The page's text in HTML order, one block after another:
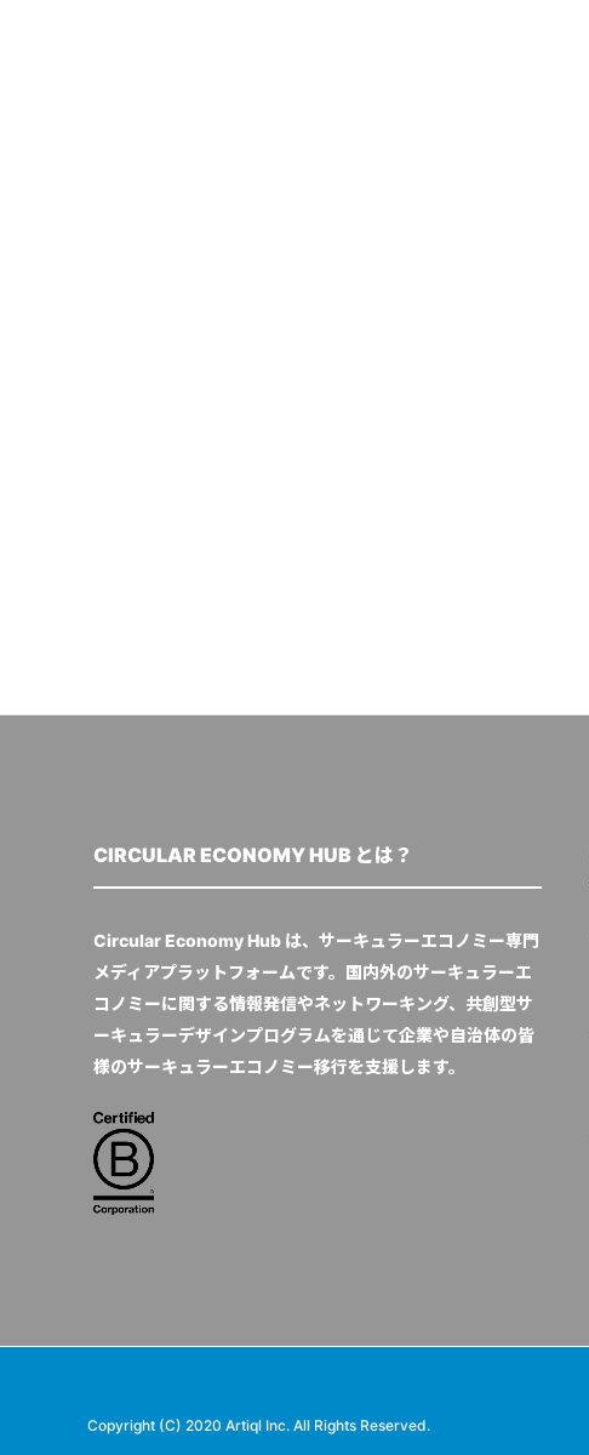
CIRCULAR ECONOMY HUB とは？
Circular Economy Hub は、サーキュラーエコノミー専門
メディアプラットフォームです。国内外のサーキュラーエ
コノミーに関する情報発信やネットワーキング、共創型サ
ーキュラーデザインプログラムを通じて企業や自治体の皆
様のサーキュラーエコノミー移行を支援します。
Copyright (C) 2020 Artiql Inc. All Rights Reserved.